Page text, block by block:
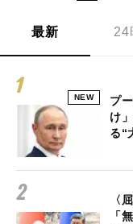
最新 24
NEW
プ
け
る“
〈
「